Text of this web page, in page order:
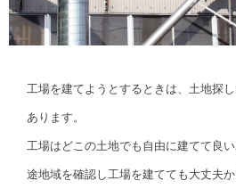
工場を建てようとするときは、土地探
あります。
工場はどこの土地でも自由に建てて良
途地域を確認し工場を建てても大丈夫